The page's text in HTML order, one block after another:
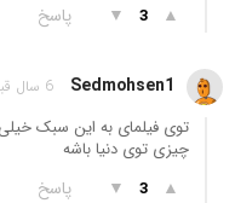
▲
3
▼ پاسخ
Sedmohsen1 6 سال قبل
توی فیلمای به این سبک
چیزی توی دنیا باشه
▲
3
▼ پاسخ